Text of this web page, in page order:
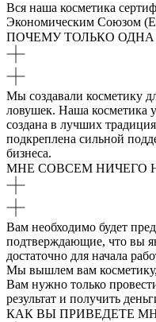
Вся наша косметика
Экономическим Союзом
ПОЧЕМУ ТОЛЬКО
Мы создавали косметику
ловушек. Наша косметика
создана в лучших
подкреплена сильной
бизнеса.
МНЕ СОВСЕМ НИЧЕГО
Вам необходимо будет
подтверждающие, что вы
достаточно для начала
Мы вышлем вам
Вам нужно только
результат и получить
КАК ВЫ ПРИВЕДЕТЕ